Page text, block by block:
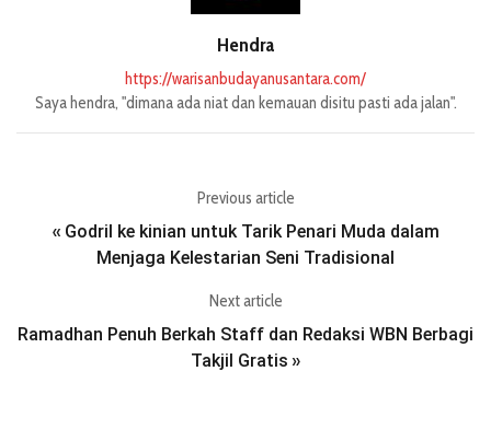
Hendra
https://warisanbudayanusantara.com/
Saya hendra, "dimana ada niat dan kemauan disitu pasti ada jalan".
Previous article
« Godril ke kinian untuk Tarik Penari Muda dalam
Menjaga Kelestarian Seni Tradisional
Next article
Ramadhan Penuh Berkah Staff dan Redaksi WBN Berbagi
Takjil Gratis »